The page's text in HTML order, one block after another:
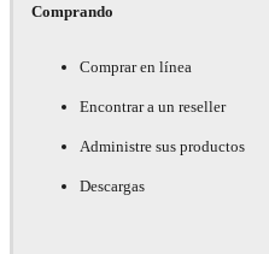
Comprando
Comprar en línea
Encontrar a un reseller
Administre sus productos
Descargas